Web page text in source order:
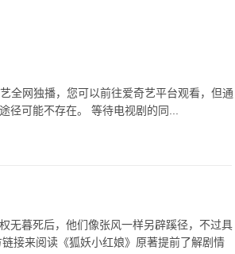
全网独播，您可以前往爱奇艺平台观看，但通
径可能不存在。 等待电视剧的同...
无暮死后，他们像张风一样另辟蹊径，不过具
接来阅读《狐妖小红娘》原著提前了解剧情